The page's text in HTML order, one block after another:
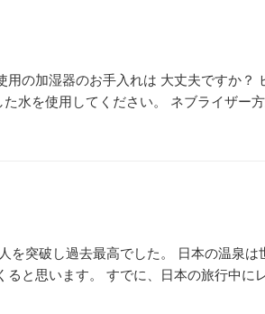
の加湿器のお手入れは 大丈夫ですか？
水を使用してください。 ネブライザー
を突破し過去最高でした。 日本の温泉は
と思います。 すでに、日本の旅行中に